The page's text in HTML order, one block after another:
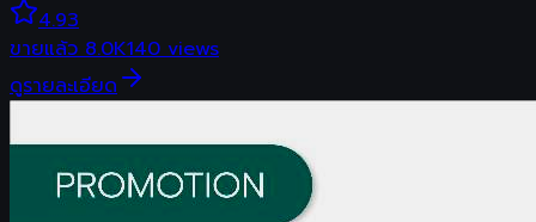
4.93
ขายแล้ว8.0K140views
ดูรายละเอียด